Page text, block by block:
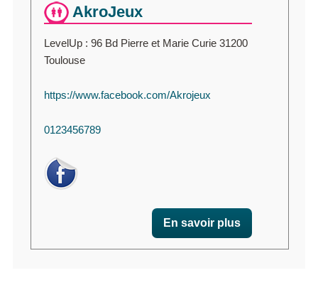
AkroJeux
LevelUp : 96 Bd Pierre et Marie Curie 31200
Toulouse
https://www.facebook.com/Akrojeux
0123456789
En savoir plus